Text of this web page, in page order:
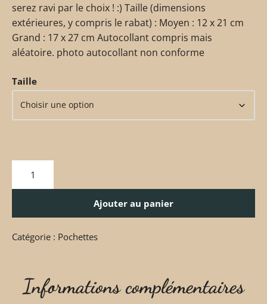
serez ravi par le choix ! :) Taille (dimensions
extérieures, y compris le rabat) : Moyen : 12 x 21 cm
Grand : 17 x 27 cm Autocollant compris mais
aléatoire. photo autocollant non conforme
Taille
Ajouter au panier
Catégorie : Pochettes
Informations complémentaires